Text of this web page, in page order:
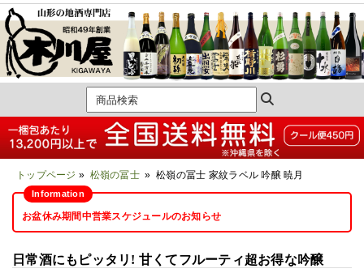
トップページ » 松嶺の冨士» 松嶺の冨士 家紋ラベル 吟醸 暁月
お盆休み期間中営業スケジュールのお知らせ
日常酒にもピッタリ! 甘くてフルーティ超お得な吟醸